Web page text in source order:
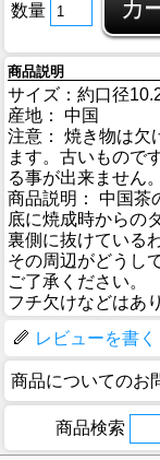
数量
商品説明
サイズ：約口径
産地： 中国
注意： 焼き物は欠
ます。古いもので
る事が出来ません
商品説明： 中国茶
底に焼成時からの
裏側に抜けている
その周辺がどうし
ご了承ください。
フチ欠けなどはあ
レビューを書く
商品についてのお
商品検索